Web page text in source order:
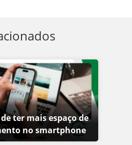
ter mais espaço de
no smartphone